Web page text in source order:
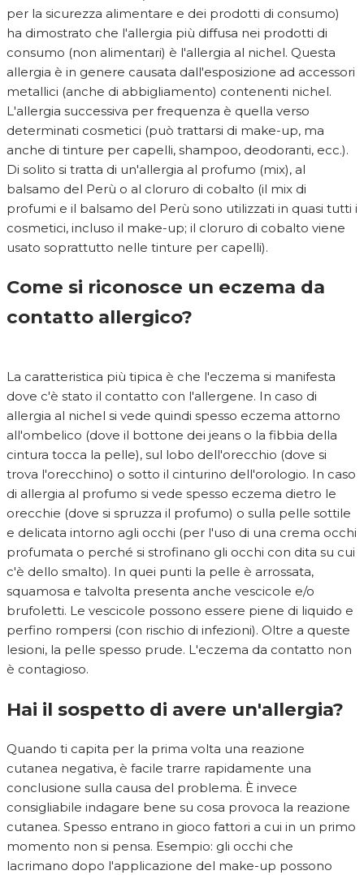
per la sicurezza alimentare e dei prodotti di consumo)
ha dimostrato che l'allergia più diffusa nei prodotti di
consumo (non alimentari) è l'allergia al nichel. Questa
allergia è in genere causata dall'esposizione ad accessori
metallici (anche di abbigliamento) contenenti nichel.
L'allergia successiva per frequenza è quella verso
determinati cosmetici (può trattarsi di make-up, ma
anche di tinture per capelli, shampoo, deodoranti, ecc.).
Di solito si tratta di un'allergia al profumo (mix), al
balsamo del Perù o al cloruro di cobalto (il mix di
profumi e il balsamo del Perù sono utilizzati in quasi tutti i
cosmetici, incluso il make-up; il cloruro di cobalto viene
usato soprattutto nelle tinture per capelli).
Come si riconosce un eczema da
contatto allergico?
La caratteristica più tipica è che l'eczema si manifesta
dove c'è stato il contatto con l'allergene. In caso di
allergia al nichel si vede quindi spesso eczema attorno
all'ombelico (dove il bottone dei jeans o la fibbia della
cintura tocca la pelle), sul lobo dell'orecchio (dove si
trova l'orecchino) o sotto il cinturino dell'orologio. In caso
di allergia al profumo si vede spesso eczema dietro le
orecchie (dove si spruzza il profumo) o sulla pelle sottile
e delicata intorno agli occhi (per l'uso di una crema occhi
profumata o perché si strofinano gli occhi con dita su cui
c'è dello smalto). In quei punti la pelle è arrossata,
squamosa e talvolta presenta anche vescicole e/o
brufoletti. Le vescicole possono essere piene di liquido e
perfino rompersi (con rischio di infezioni). Oltre a queste
lesioni, la pelle spesso prude. L'eczema da contatto non
è contagioso.
Hai il sospetto di avere un'allergia?
Quando ti capita per la prima volta una reazione
cutanea negativa, è facile trarre rapidamente una
conclusione sulla causa del problema. È invece
consigliabile indagare bene su cosa provoca la reazione
cutanea. Spesso entrano in gioco fattori a cui in un primo
momento non si pensa. Esempio: gli occhi che
lacrimano dopo l'applicazione del make-up possono